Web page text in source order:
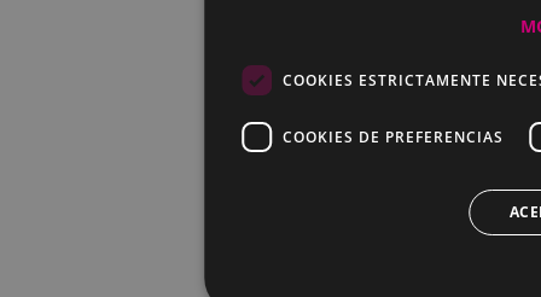
COOKIES ESTRICTAMENTE
COOKIES DE PREFERENCIAS